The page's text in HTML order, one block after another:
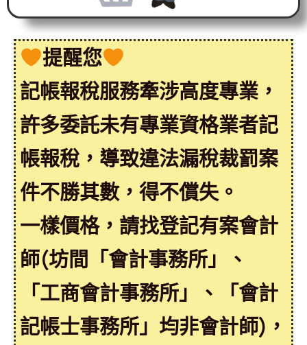
提醒您
記帳報稅服務牽涉高度專業，
許多委託未有專業資格業者記
帳報稅，導致違法漏稅裁罰案
件不勝其數，得不償失。
一樣價格，請找登記有案會計
師(坊間「會計事務所」、
「工商會計事務所」、「會計
記帳士事務所」均非會計師)，